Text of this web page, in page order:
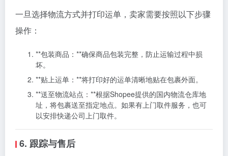
一旦选择物流方式并打印运单，卖家需要按照以下步骤
操作：
**包装商品：**确保商品包装完整，防止运输过程中损
坏。
**贴上运单：**将打印好的运单清晰地贴在包裹外面。
**送至物流站点：**根据Shopee提供的国内物流仓库地
址，将包裹送至指定地点。如果有上门取件服务，也可
以安排快递公司上门取件。
6. 跟踪与售后